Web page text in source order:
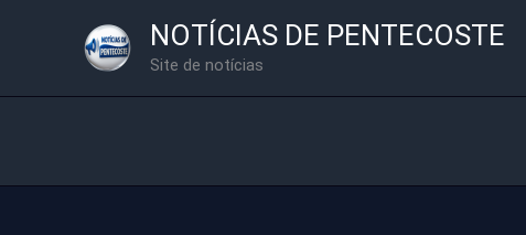
NOTÍCIAS DE PENTECOSTE
Site de notícias